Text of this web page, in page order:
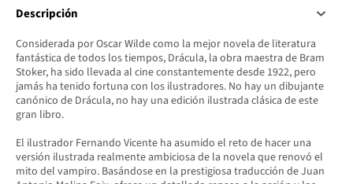
Descripción
Considerada por Oscar Wilde como la mejor novela de literatura
fantástica de todos los tiempos, Drácula, la obra maestra de Bram
Stoker, ha sido llevada al cine constantemente desde 1922, pero
jamás ha tenido fortuna con los ilustradores. No hay un dibujante
canónico de Drácula, no hay una edición ilustrada clásica de este
gran libro.
El ilustrador Fernando Vicente ha asumido el reto de hacer una
versión ilustrada realmente ambiciosa de la novela que renovó el
mito del vampiro. Basándose en la prestigiosa traducción de Juan